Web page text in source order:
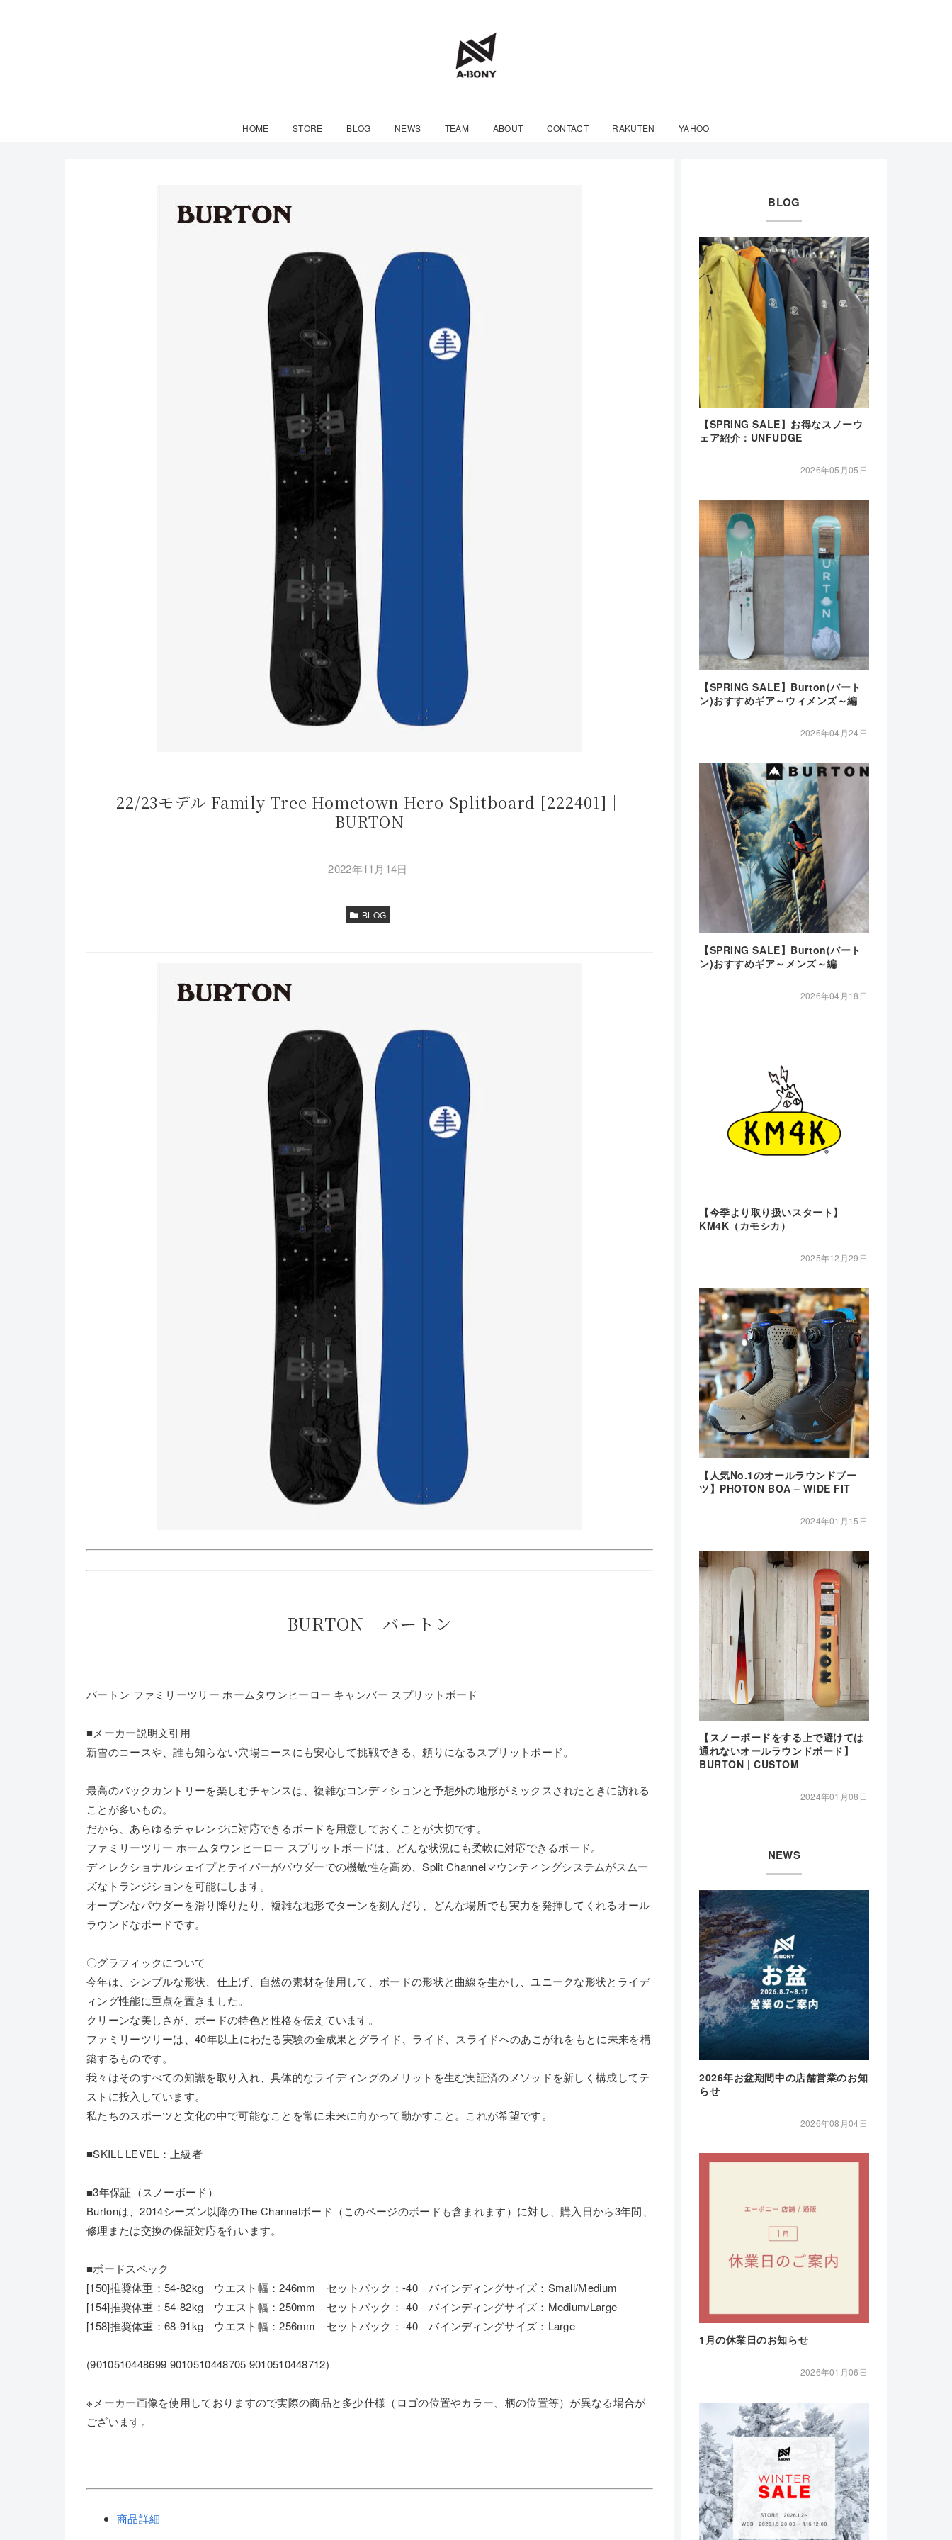
HOME STORE BLOG NEWS TEAM ABOUT CONTACT RAKUTEN YAHOO
22/23モデル Family Tree Hometown Hero Splitboard [222401]｜
BURTON
2022年11月14日
BLOG
BURTON｜バートン
バートン ファミリーツリー ホームタウンヒーロー キャンバー スプリットボード
■メーカー説明文引用
新雪のコースや、誰も知らない穴場コースにも安心して挑戦できる、頼りになるスプリットボード。
最高のバックカントリーを楽しむチャンスは、複雑なコンディションと予想外の地形がミックスされたときに訪れる
ことが多いもの。
だから、あらゆるチャレンジに対応できるボードを用意しておくことが大切です。
ファミリーツリー ホームタウンヒーロー スプリットボードは、どんな状況にも柔軟に対応できるボード。
ディレクショナルシェイプとテイパーがパウダーでの機敏性を高め、Split Channelマウンティングシステムがスムー
ズなトランジションを可能にします。
オープンなパウダーを滑り降りたり、複雑な地形でターンを刻んだり、どんな場所でも実力を発揮してくれるオール
ラウンドなボードです。
〇グラフィックについて
今年は、シンプルな形状、仕上げ、自然の素材を使用して、ボードの形状と曲線を生かし、ユニークな形状とライデ
ィング性能に重点を置きました。
クリーンな美しさが、ボードの特色と性格を伝えています。
ファミリーツリーは、40年以上にわたる実験の全成果とグライド、ライド、スライドへのあこがれをもとに未来を構
築するものです。
我々はそのすべての知識を取り入れ、具体的なライディングのメリットを生む実証済のメソッドを新しく構成してテ
ストに投入しています。
私たちのスポーツと文化の中で可能なことを常に未来に向かって動かすこと。これが希望です。
■SKILL LEVEL：上級者
■3年保証（スノーボード）
Burtonは、2014シーズン以降のThe Channelボード（このページのボードも含まれます）に対し、購入日から3年間、
修理または交換の保証対応を行います。
■ボードスペック
[150]推奨体重：54-82kg ウエスト幅：246mm セットバック：-40 バインディングサイズ：Small/Medium
[154]推奨体重：54-82kg ウエスト幅：250mm セットバック：-40 バインディングサイズ：Medium/Large
[158]推奨体重：68-91kg ウエスト幅：256mm セットバック：-40 バインディングサイズ：Large
(9010510448699 9010510448705 9010510448712)
※メーカー画像を使用しておりますので実際の商品と多少仕様（ロゴの位置やカラー、柄の位置等）が異なる場合が
ございます。
商品詳細
BLOG
【SPRING SALE】お得なスノーウ
ェア紹介：UNFUDGE
2026年05月05日
【SPRING SALE】Burton(バート
ン)おすすめギア～ウィメンズ～編
2026年04月24日
【SPRING SALE】Burton(バート
ン)おすすめギア～メンズ～編
2026年04月18日
【今季より取り扱いスタート】
KM4K（カモシカ）
2025年12月29日
【人気No.1のオールラウンドブー
ツ】PHOTON BOA – WIDE FIT
2024年01月15日
【スノーボードをする上で避けては
通れないオールラウンドボード】
BURTON | CUSTOM
2024年01月08日
NEWS
2026年お盆期間中の店舗営業のお知
らせ
2026年08月04日
1月の休業日のお知らせ
2026年01月06日